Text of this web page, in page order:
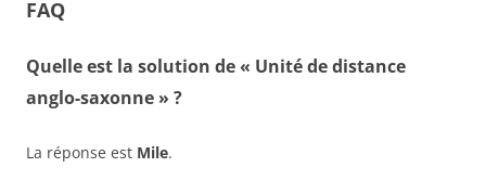
FAQ
Quelle est la solution de « Unité de distance
anglo-saxonne » ?
La réponse est Mile.